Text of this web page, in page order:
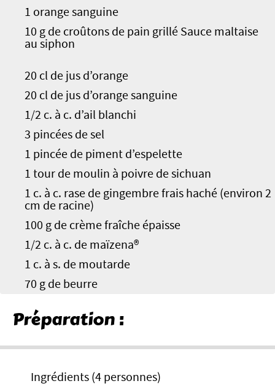
1 orange sanguine
10 g de croûtons de pain grillé Sauce maltaise
au siphon
20 cl de jus d’orange
20 cl de jus d’orange sanguine
1/2 c. à c. d’ail blanchi
3 pincées de sel
1 pincée de piment d’espelette
1 tour de moulin à poivre de sichuan
1 c. à c. rase de gingembre frais haché (environ 2
cm de racine)
100 g de crème fraîche épaisse
1/2 c. à c. de maïzena®
1 c. à s. de moutarde
70 g de beurre
Préparation :
Ingrédients (4 personnes)